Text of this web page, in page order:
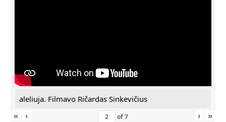
aleliuja. Filmavo Ričardas Sinkevičius
«
‹ of7 › »